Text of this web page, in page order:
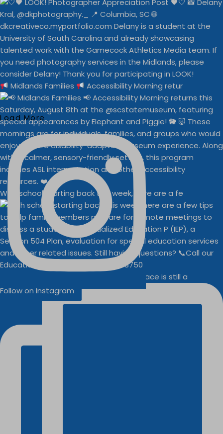
Midlands Families Accessibility Morning retur
With school starting back this week, here are a fe
Buddy Walk vendor space is still a
Load More
Follow on Instagram